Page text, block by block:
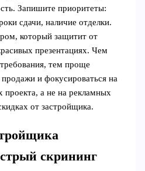
Запишите приоритеты:
сдачи, наличие отделки.
который защитит от
презентациях. Чем
тем проще
и фокусироваться на
проекта, а не на рекламных
от застройщика.
скрининг